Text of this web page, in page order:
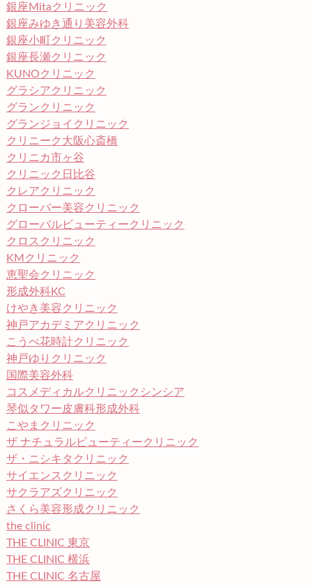
銀座Mitaクリニック
銀座みゆき通り美容外科
銀座小町クリニック
銀座長瀬クリニック
KUNOクリニック
グラシアクリニック
グランクリニック
グランジョイクリニック
クリニーク大阪心斎橋
クリニカ市ヶ谷
クリニック日比谷
クレアクリニック
クローバー美容クリニック
グローバルビューティークリニック
クロスクリニック
KMクリニック
恵聖会クリニック
形成外科KC
けやき美容クリニック
神戸アカデミアクリニック
こうべ花時計クリニック
神戸ゆりクリニック
国際美容外科
コスメディカルクリニックシンシア
琴似タワー皮膚科形成外科
こやまクリニック
ザ ナチュラルビューティークリニック
ザ・ニシキタクリニック
サイエンスクリニック
サクラアズクリニック
さくら美容形成クリニック
the clinic
THE CLINIC 東京
THE CLINIC 横浜
THE CLINIC 名古屋